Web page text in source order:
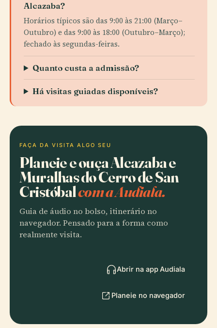
Alcazaba?
Horários típicos são das 9:00 às 21:00 (Março–
Outubro) e das 9:00 às 18:00 (Outubro–Março);
fechado às segundas-feiras.
Quanto custa a admissão?
Há visitas guiadas disponíveis?
FAÇA DA VISITA ALGO SEU
Planeie e ouça Alcazaba e
Muralhas do Cerro de San
Cristóbalcom a Audiala.
Guia de áudio no bolso, itinerário no
navegador. Pensado para a forma como
realmente visita.
Abrir na app Audiala
Planeie no navegador